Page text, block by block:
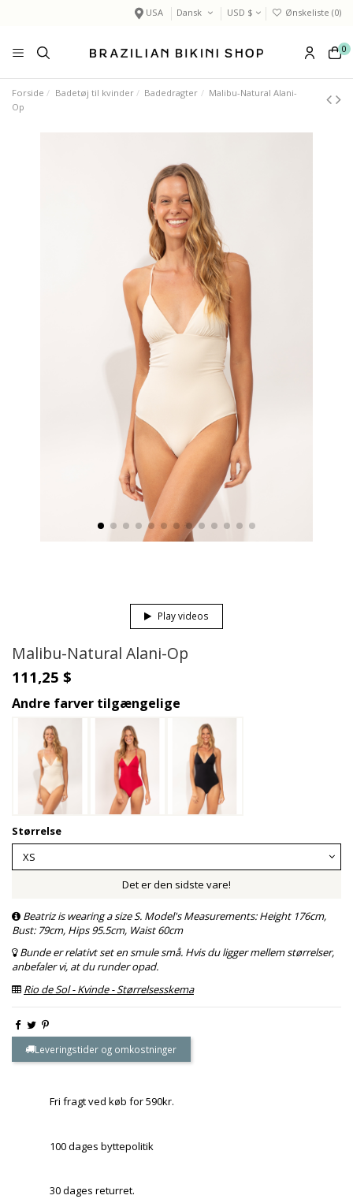
USA Dansk USD $ Ønskeliste (0)
0
Forside Badetøj til kvinder Badedragter
Malibu-Natural Alani-
Op
Play videos
Malibu-Natural Alani-Op
111,25 $
Andre farver tilgængelige
Størrelse
Det er den sidste vare!
Beatriz is wearing a size S. Model's Measurements: Height 176cm,
Bust: 79cm, Hips 95.5cm, Waist 60cm
Bunde er relativt set en smule små. Hvis du ligger mellem størrelser,
anbefaler vi, at du runder opad.
Rio de Sol - Kvinde - Størrelsesskema
Leveringstider og omkostninger
Fri fragt ved køb for 590kr.
100 dages byttepolitik
30 dages returret.